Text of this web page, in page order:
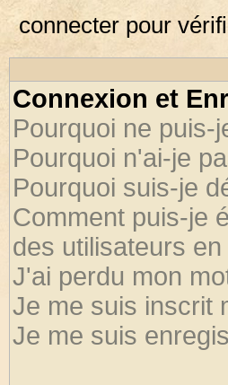
connecter pour
Connexion et
Pourquoi ne puis-
Pourquoi n'ai-je
Pourquoi suis-je
Comment puis-je
des utilisateurs en
J'ai perdu mon
Je me suis inscrit
Je me suis